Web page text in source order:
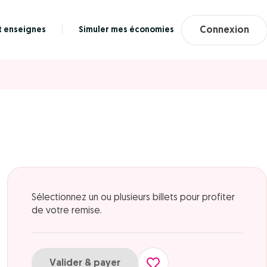
enseignes Simuler mes économies Connexion
Sélectionnez un ou plusieurs billets pour profiter
de votre remise.
Valider & payer